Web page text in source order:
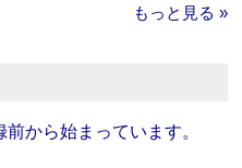
もっと見る »
から始まっています。